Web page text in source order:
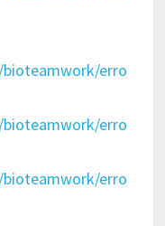
erro
erro
erro